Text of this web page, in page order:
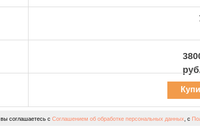
курс
, вы соглашаетесь с Соглашением об обработке персональных данных , с